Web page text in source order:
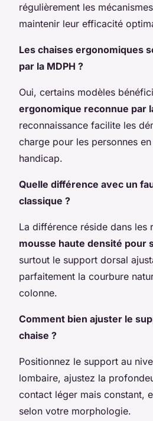
régulièrement les
maintenir leur efficacité
Les chaises ergonomiques
par la MDPH ?
Oui, certains modèles
ergonomique reconnue par
reconnaissance facilite les
charge pour les personnes
handicap.
Quelle différence avec un
classique ?
La différence réside dans les
mousse haute densité pour
surtout le support dorsal
parfaitement la courbure
colonne.
Comment bien ajuster le
chaise ?
Positionnez le support au
lombaire, ajustez la
contact léger mais constant,
selon votre morphologie.